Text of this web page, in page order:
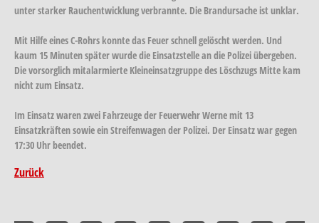
unter starker Rauchentwicklung verbrannte. Die Brandursache ist unklar.
Mit Hilfe eines C-Rohrs konnte das Feuer schnell gelöscht werden. Und
kaum 15 Minuten später wurde die Einsatzstelle an die Polizei übergeben.
Die vorsorglich mitalarmierte Kleineinsatzgruppe des Löschzugs Mitte kam
nicht zum Einsatz.
Im Einsatz waren zwei Fahrzeuge der Feuerwehr Werne mit 13
Einsatzkräften sowie ein Streifenwagen der Polizei. Der Einsatz war gegen
17:30 Uhr beendet.
Zurück